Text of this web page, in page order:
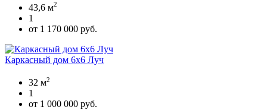
43,6 м2
1
от 1 170 000 руб.
Каркасный дом 6х6 Луч
32 м2
1
от 1 000 000 руб.